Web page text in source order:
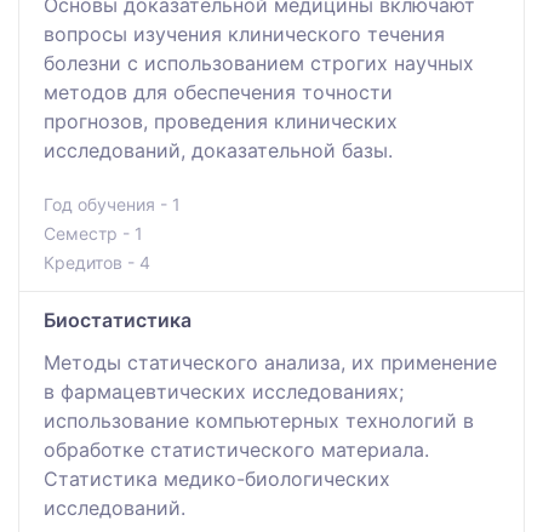
Основы доказательной медицины включают
вопросы изучения клинического течения
болезни с использованием строгих научных
методов для обеспечения точности
прогнозов, проведения клинических
исследований, доказательной базы.
Год обучения - 1
Семестр - 1
Кредитов - 4
Биостатистика
Методы статического анализа, их применение
в фармацевтических исследованиях;
использование компьютерных технологий в
обработке статистического материала.
Статистика медико-биологических
исследований.